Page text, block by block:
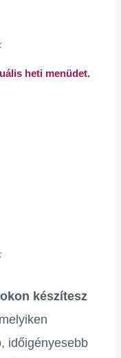
heti menüdet.
készítesz
időigényesebb